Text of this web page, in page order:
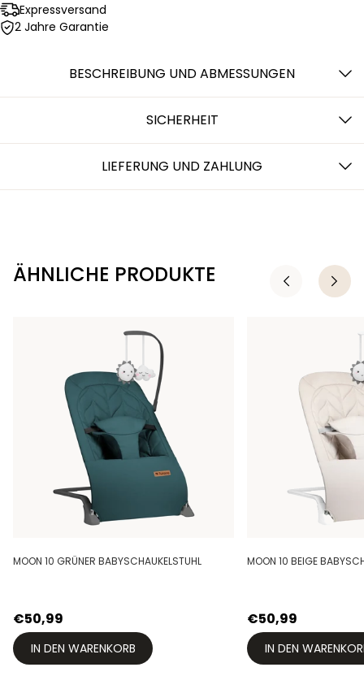
Expressversand
2 Jahre Garantie
BESCHREIBUNG UND ABMESSUNGEN
SICHERHEIT
LIEFERUNG UND ZAHLUNG
ÄHNLICHE PRODUKTE
MOON 10 GRÜNER BABYSCHAUKELSTUHL
€50,99
IN DEN WARENKORB
MOON 10 BEIGE
€50,99
IN DEN